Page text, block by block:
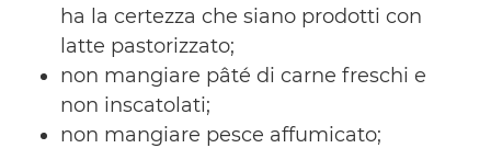
ha la certezza che siano prodotti con
latte pastorizzato;
non mangiare pâté di carne freschi e
non inscatolati;
non mangiare pesce affumicato;